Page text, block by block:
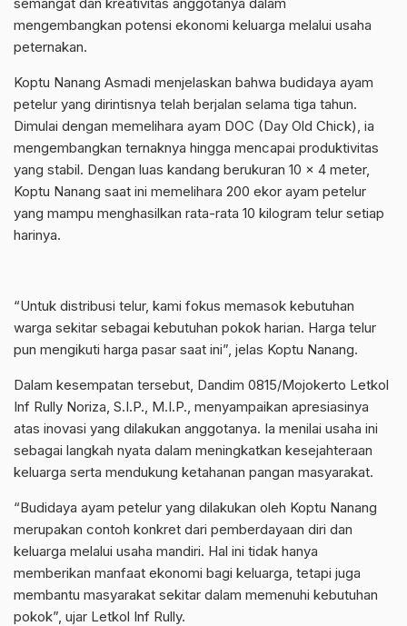
mengembangkan potensi ekonomi keluarga melalui usaha
peternakan.
Koptu Nanang Asmadi menjelaskan bahwa budidaya ayam
petelur yang dirintisnya telah berjalan selama tiga tahun.
Dimulai dengan memelihara ayam DOC (Day Old Chick), ia
mengembangkan ternaknya hingga mencapai produktivitas
yang stabil. Dengan luas kandang berukuran 10 x 4 meter,
Koptu Nanang saat ini memelihara 200 ekor ayam petelur
yang mampu menghasilkan rata-rata 10 kilogram telur setiap
harinya.
“Untuk distribusi telur, kami fokus memasok kebutuhan
warga sekitar sebagai kebutuhan pokok harian. Harga telur
pun mengikuti harga pasar saat ini”, jelas Koptu Nanang.
Dalam kesempatan tersebut, Dandim 0815/Mojokerto Letkol
Inf Rully Noriza, S.I.P., M.I.P., menyampaikan apresiasinya
atas inovasi yang dilakukan anggotanya. Ia menilai usaha ini
sebagai langkah nyata dalam meningkatkan kesejahteraan
keluarga serta mendukung ketahanan pangan masyarakat.
“Budidaya ayam petelur yang dilakukan oleh Koptu Nanang
merupakan contoh konkret dari pemberdayaan diri dan
keluarga melalui usaha mandiri. Hal ini tidak hanya
memberikan manfaat ekonomi bagi keluarga, tetapi juga
membantu masyarakat sekitar dalam memenuhi kebutuhan
pokok”, ujar Letkol Inf Rully.